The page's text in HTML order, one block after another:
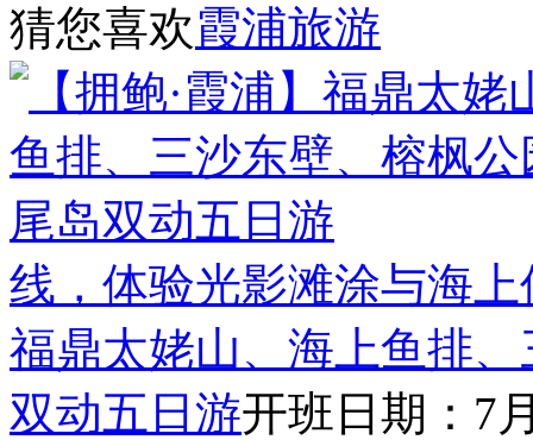
猜您喜欢霞浦旅游
线，体验光影滩涂与海
福鼎太姥山、海上鱼排
双动五日游开班日期：7